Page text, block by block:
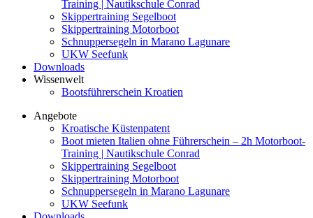
Training | Nautikschule Conrad
Skippertraining Segelboot
Skippertraining Motorboot
Schnuppersegeln in Marano Lagunare
UKW Seefunk
Downloads
Wissenwelt
Bootsführerschein Kroatien
Angebote
Kroatische Küstenpatent
Boot mieten Italien ohne Führerschein – 2h Motorboot-
Training | Nautikschule Conrad
Skippertraining Segelboot
Skippertraining Motorboot
Schnuppersegeln in Marano Lagunare
UKW Seefunk